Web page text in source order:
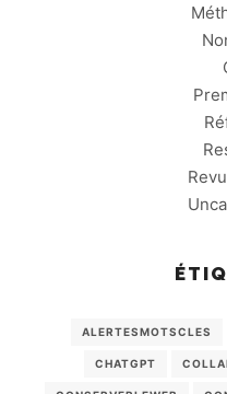
ALERTESMOTSCLES
CHATGPT